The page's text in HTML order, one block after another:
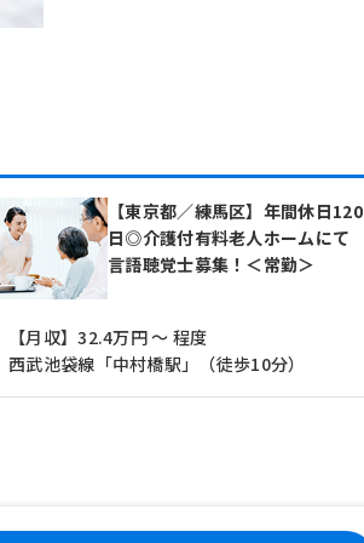
【東京都／練馬区】年間休日120
日◎介護付有料老人ホームにて
言語聴覚士募集！＜常勤＞
【月収】32.4万円 ～ 程度
西武池袋線「中村橋駅」（徒歩10分）